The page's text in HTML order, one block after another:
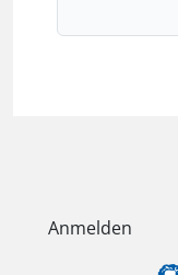
Anmelden